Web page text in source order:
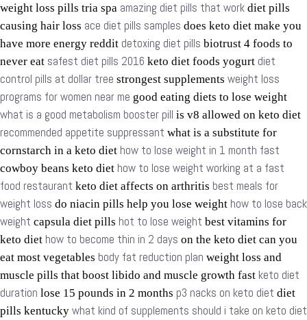
weight loss pills tria spa amazing diet pills that work diet pills
causing hair loss ace diet pills samples does keto diet make you
have more energy reddit detoxing diet pills biotrust 4 foods to
never eat safest diet pills 2016 keto diet foods yogurt diet
control pills at dollar tree strongest supplements weight loss
programs for women near me good eating diets to lose weight
what is a good metabolism booster pill is v8 allowed on keto diet
recommended appetite suppressant what is a substitute for
cornstarch in a keto diet how to lose weight in 1 month fast
cowboy beans keto diet how to lose weight working at a fast
food restaurant keto diet affects on arthritis best meals for
weight loss do niacin pills help you lose weight how to lose back
weight capsula diet pills hot to lose weight best vitamins for
keto diet how to become thin in 2 days on the keto diet can you
eat most vegetables body fat reduction plan weight loss and
muscle pills that boost libido and muscle growth fast keto diet
duration lose 15 pounds in 2 months p3 nacks on keto diet diet
pills kentucky what kind of supplements should i take on keto diet